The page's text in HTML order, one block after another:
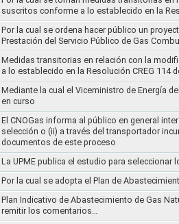
suscritos conforme a lo establecido en la
Por la cual se ordena hacer público un
Prestación del Servicio Público de Gas
Medidas transitorias en relación con la
a lo establecido en la Resolución CREG 114
Mediante la cual el Viceministro de Energía
en curso
El CNOGas informa al público en general
selección o (ii) a través del transportador
documentos de este proceso
La UPME publica el estudio para seleccionar
Por la cual se adopta el Plan de
Plan Indicativo de Abastecimiento de Gas
remitir los comentarios…